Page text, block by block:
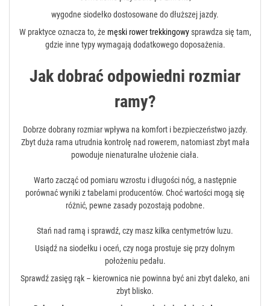
wygodne siodełko dostosowane do dłuższej jazdy.
W praktyce oznacza to, że męski rower trekkingowysprawdza się tam,
gdzie inne typy wymagają dodatkowego doposażenia.
Jak dobrać odpowiedni rozmiar
ramy?
Dobrze dobrany rozmiar wpływa na komfort i bezpieczeństwo jazdy.
Zbyt duża rama utrudnia kontrolę nad rowerem, natomiast zbyt mała
powoduje nienaturalne ułożenie ciała.
Warto zacząć od pomiaru wzrostu i długości nóg, a następnie
porównać wyniki z tabelami producentów. Choć wartości mogą się
różnić, pewne zasady pozostają podobne.
Stań nad ramą i sprawdź, czy masz kilka centymetrów luzu.
Usiądź na siodełku i oceń, czy noga prostuje się przy dolnym
położeniu pedału.
Sprawdź zasięg rąk – kierownica nie powinna być ani zbyt daleko, ani
zbyt blisko.